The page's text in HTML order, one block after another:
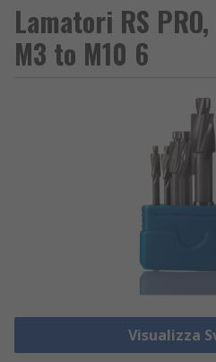
Lamatori RS
M3 to M10 6
Visualizza